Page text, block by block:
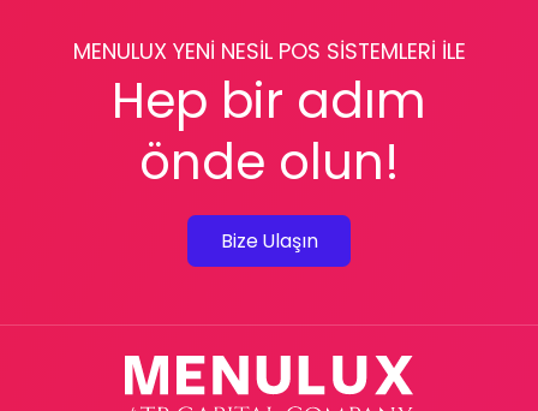
MENULUX YENİ NESİL POS SİSTEMLERİ İLE
Hep bir adım
önde olun!
Bize Ulaşın